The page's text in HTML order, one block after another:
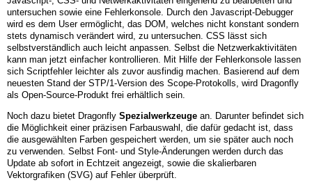
untersuchen sowie eine Fehlerkonsole. Durch den Javascript-Debugger
wird es dem User ermöglicht, das DOM, welches nicht konstant sondern
stets dynamisch verändert wird, zu untersuchen. CSS lässt sich
selbstverständlich auch leicht anpassen. Selbst die Netzwerkaktivitäten
kann man jetzt einfacher kontrollieren. Mit Hilfe der Fehlerkonsole lassen
sich Scriptfehler leichter als zuvor ausfindig machen. Basierend auf dem
neuesten Stand der STP/1-Version des Scope-Protokolls, wird Dragonfly
als Open-Source-Produkt frei erhältlich sein.
Noch dazu bietet Dragonfly Spezialwerkzeuge an. Darunter befindet sich
die Möglichkeit einer präzisen Farbauswahl, die dafür gedacht ist, dass
die ausgewählten Farben gespeichert werden, um sie später auch noch
zu verwenden. Selbst Font- und Style-Änderungen werden durch das
Update ab sofort in Echtzeit angezeigt, sowie die skalierbaren
Vektorgrafiken (SVG) auf Fehler überprüft.